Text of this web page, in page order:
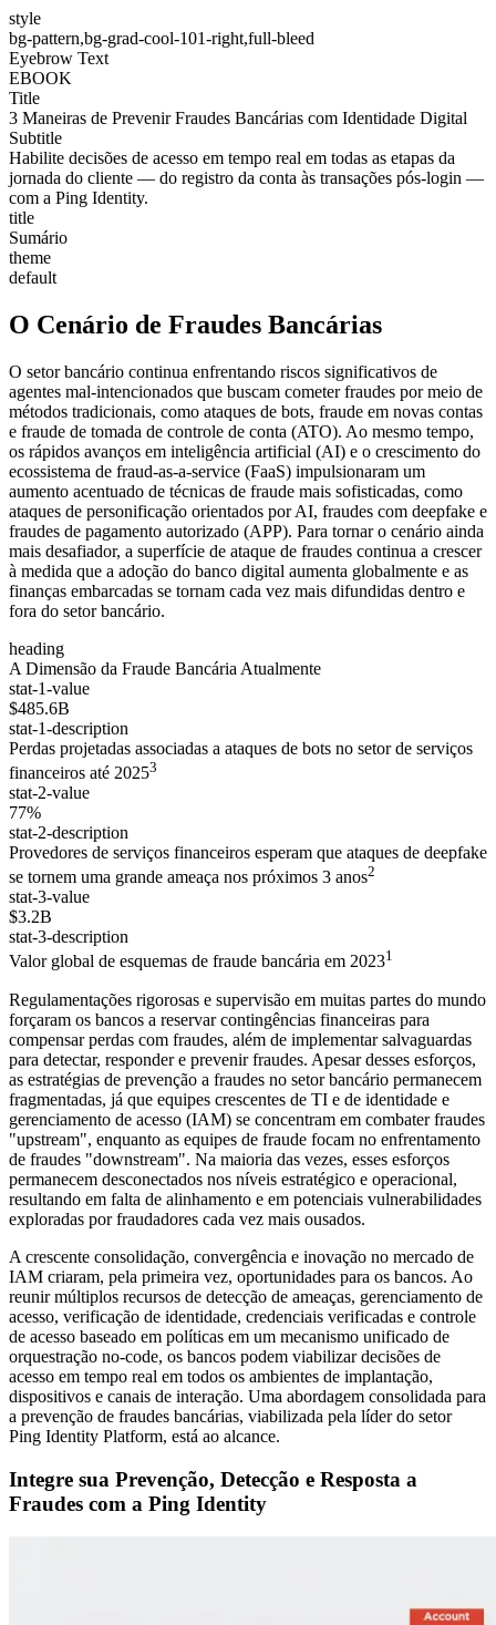
style
bg-pattern,bg-grad-cool-101-right,full-bleed
Eyebrow Text
EBOOK
Title
3 Maneiras de Prevenir Fraudes Bancárias com Identidade Digital
Subtitle
Habilite decisões de acesso em tempo real em todas as etapas da
jornada do cliente — do registro da conta às transações pós-login —
com a Ping Identity.
title
Sumário
theme
default
O Cenário de Fraudes Bancárias
O setor bancário continua enfrentando riscos significativos de
agentes mal-intencionados que buscam cometer fraudes por meio de
métodos tradicionais, como ataques de bots, fraude em novas contas
e fraude de tomada de controle de conta (ATO). Ao mesmo tempo,
os rápidos avanços em inteligência artificial (AI) e o crescimento do
ecossistema de fraud-as-a-service (FaaS) impulsionaram um
aumento acentuado de técnicas de fraude mais sofisticadas, como
ataques de personificação orientados por AI, fraudes com deepfake e
fraudes de pagamento autorizado (APP). Para tornar o cenário ainda
mais desafiador, a superfície de ataque de fraudes continua a crescer
à medida que a adoção do banco digital aumenta globalmente e as
finanças embarcadas se tornam cada vez mais difundidas dentro e
fora do setor bancário.
heading
A Dimensão da Fraude Bancária Atualmente
stat-1-value
$485.6B
stat-1-description
Perdas projetadas associadas a ataques de bots no setor de serviços
financeiros até 20253
stat-2-value
77%
stat-2-description
Provedores de serviços financeiros esperam que ataques de deepfake
se tornem uma grande ameaça nos próximos 3 anos2
stat-3-value
$3.2B
stat-3-description
Valor global de esquemas de fraude bancária em 20231
Regulamentações rigorosas e supervisão em muitas partes do mundo
forçaram os bancos a reservar contingências financeiras para
compensar perdas com fraudes, além de implementar salvaguardas
para detectar, responder e prevenir fraudes. Apesar desses esforços,
as estratégias de prevenção a fraudes no setor bancário permanecem
fragmentadas, já que equipes crescentes de TI e de identidade e
gerenciamento de acesso (IAM) se concentram em combater fraudes
"upstream", enquanto as equipes de fraude focam no enfrentamento
de fraudes "downstream". Na maioria das vezes, esses esforços
permanecem desconectados nos níveis estratégico e operacional,
resultando em falta de alinhamento e em potenciais vulnerabilidades
exploradas por fraudadores cada vez mais ousados.
A crescente consolidação, convergência e inovação no mercado de
IAM criaram, pela primeira vez, oportunidades para os bancos. Ao
reunir múltiplos recursos de detecção de ameaças, gerenciamento de
acesso, verificação de identidade, credenciais verificadas e controle
de acesso baseado em políticas em um mecanismo unificado de
orquestração no-code, os bancos podem viabilizar decisões de
acesso em tempo real em todos os ambientes de implantação,
dispositivos e canais de interação. Uma abordagem consolidada para
a prevenção de fraudes bancárias, viabilizada pela líder do setor
Ping Identity Platform, está ao alcance.
Integre sua Prevenção, Detecção e Resposta a
Fraudes com a Ping Identity